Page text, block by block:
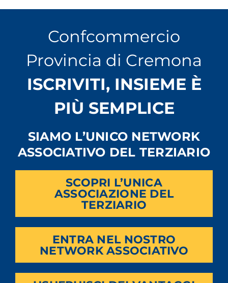
Confcommercio
Provincia di Cremona
ISCRIVITI, INSIEME È
PIÙ SEMPLICE
SIAMO L’UNICO NETWORK
ASSOCIATIVO DEL TERZIARIO
SCOPRI L’UNICA
ASSOCIAZIONE DEL
TERZIARIO
ENTRA NEL NOSTRO
NETWORK ASSOCIATIVO